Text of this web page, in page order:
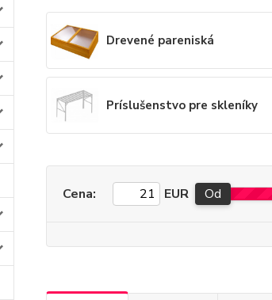
Drevené pareniská
Príslušenstvo pre skleníky
Cena: EUR Od